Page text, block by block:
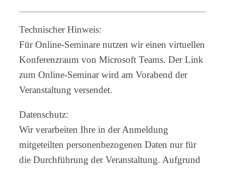
Technischer Hinweis:
Für Online-Seminare nutzen wir einen virtuellen
Konferenzraum von Microsoft Teams. Der Link
zum Online-Seminar wird am Vorabend der
Veranstaltung versendet.
Datenschutz:
Wir verarbeiten Ihre in der Anmeldung
mitgeteilten personenbezogenen Daten nur für
die Durchführung der Veranstaltung. Aufgrund